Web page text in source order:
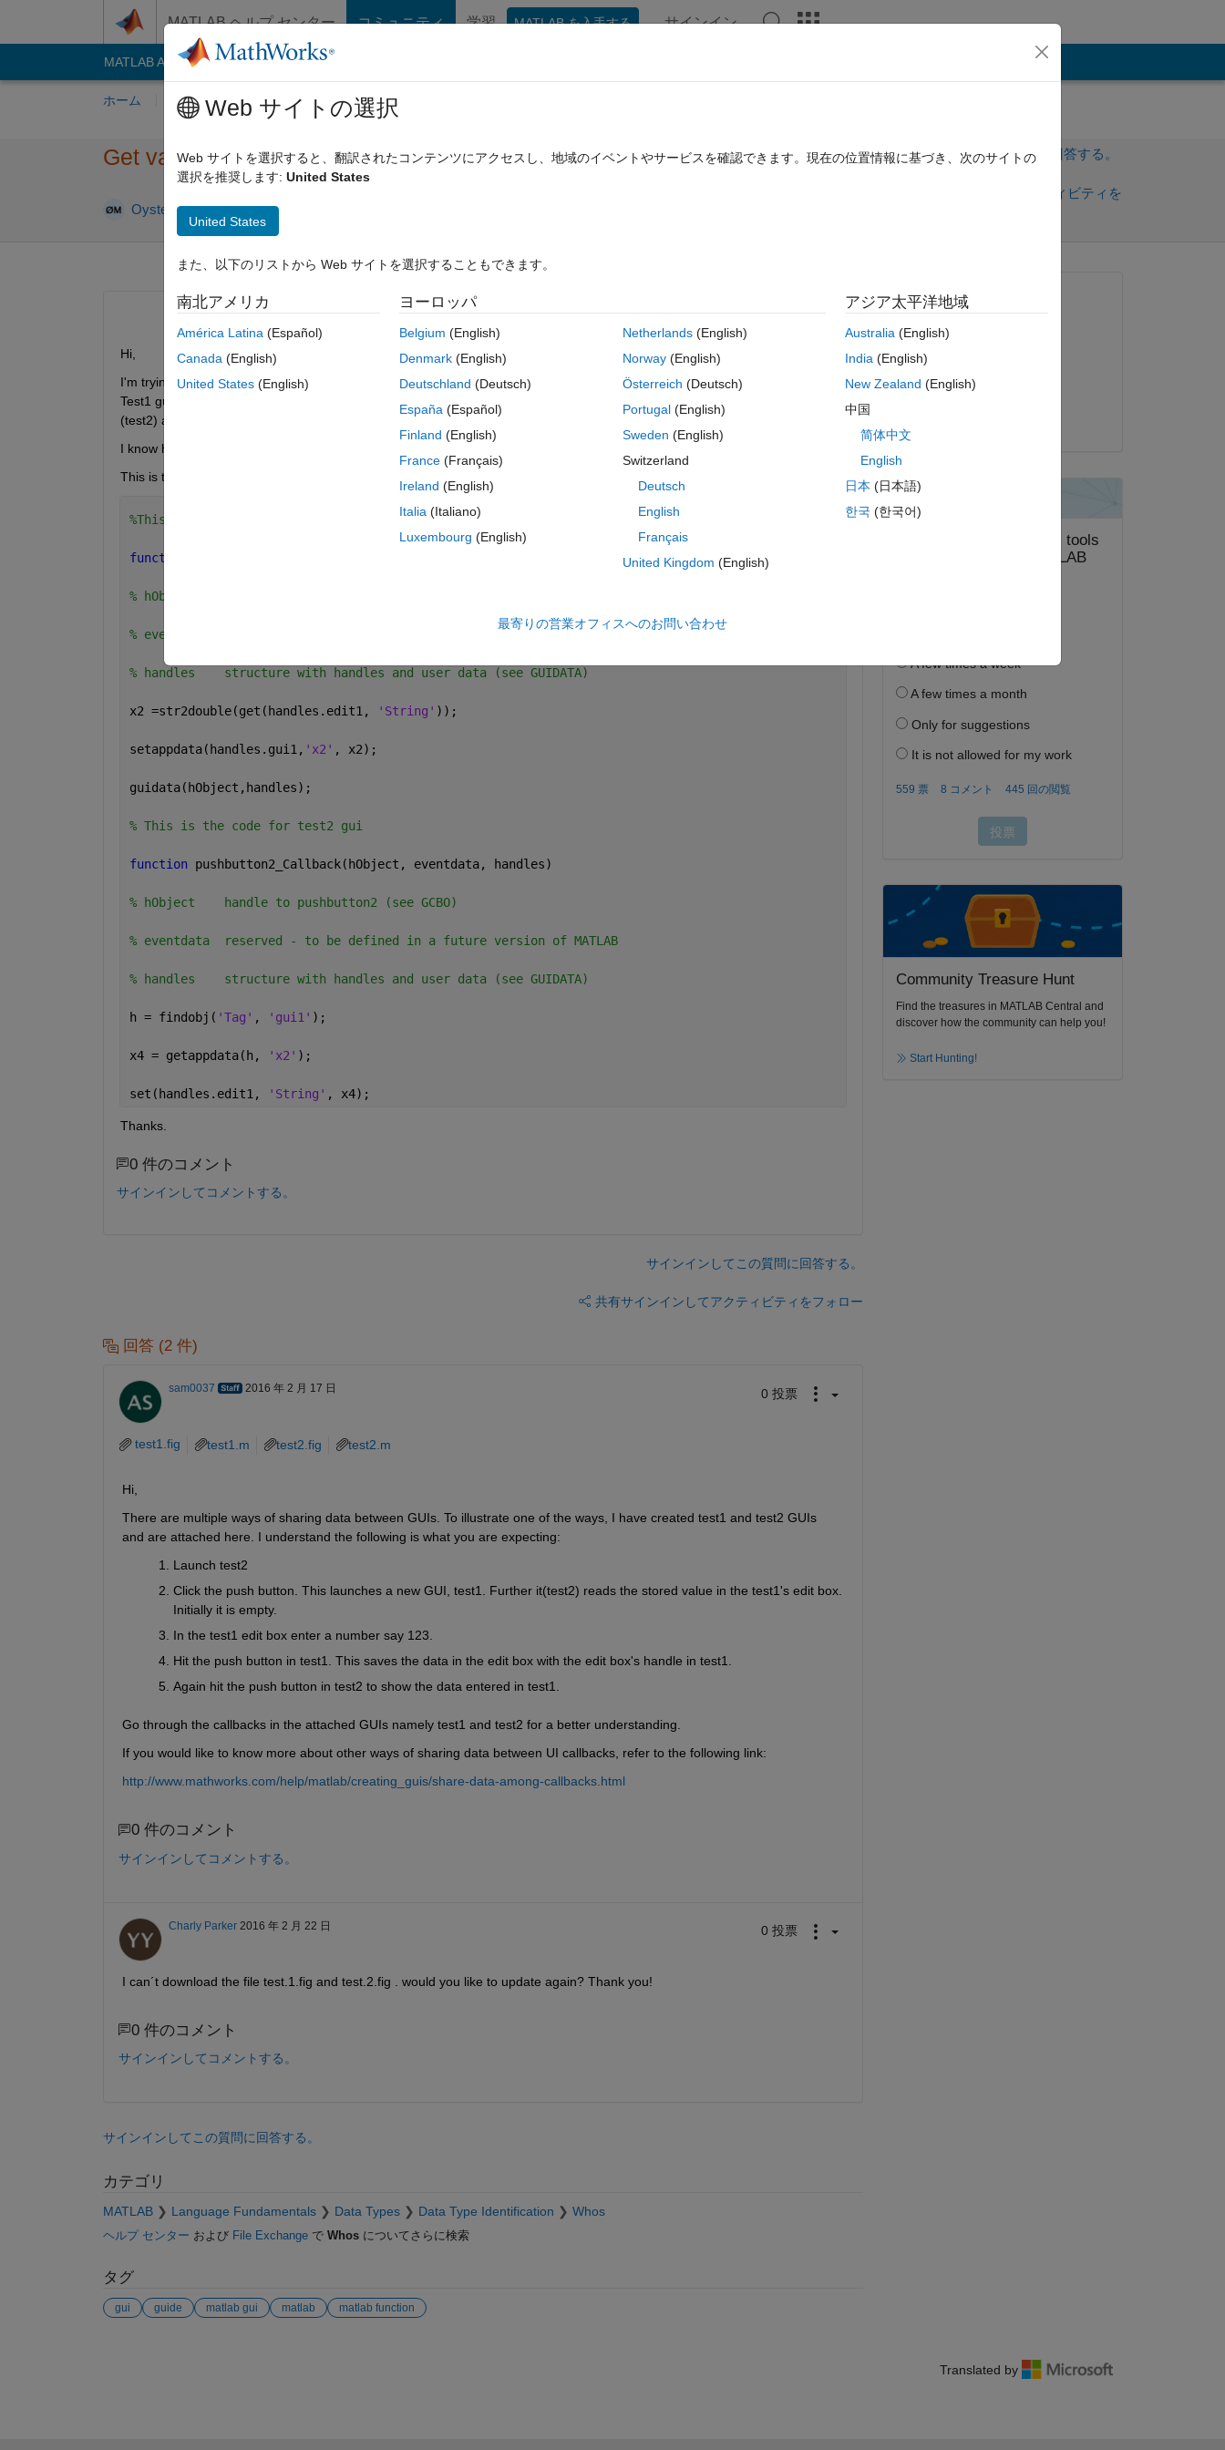
MATLAB ヘルプ センター コミュニティ 学習 MATLAB を入手する サインイン
MATLAB Answers File Exchange
ホーム 質問する 回答 閲覧 MATLAB に関する FAQ
Get values from another GUI using handles or getapp / setapp
Oystein91 2016 2 月 2
サインインしてこの質問に回答する。
サインインしてアクティビティを
0 投票
Hi,
I'm trying to make a program which opens up a gui (test2), then calls for a new gui(Test1) by clicing a pushbutton. From the
Test1 gui i want to store some values written in editable textboxes. After setting the values, i want to go back to the main gui
(test2) and push another pushbutton to start some calculations using the values from Test1.
I know how to do it with globals, but I understand this is not a preffered way to do things.
This is the code so far, but it's not working. What am I doing wrong here? Please don't link the FAQs.
%This is the code for Test1 gui
function
% hObject    handle to pushbutton1 (see GCBO)
% eventdata  reserved - to be defined in a future version of MATLAB
% handles    structure with handles and user data (see GUIDATA)
x2 =str2double(get(handles.edit1, 'String' ));
setappdata(handles.gui1, 'x2' , x2);
guidata(hObject,handles);
% This is the code for test2 gui
function pushbutton2_Callback(hObject, eventdata, handles)
% hObject    handle to pushbutton2 (see GCBO)
% eventdata  reserved - to be defined in a future version of MATLAB
% handles    structure with handles and user data (see GUIDATA)
h = findobj( 'Tag' , 'gui1' );
x4 = getappdata(h, 'x2' );
set(handles.edit1, 'String' , x4);
Thanks.
0 件のコメント
サインインしてコメントする。
サインインしてこの質問に回答する。
共有サインインしてアクティビティをフォロー
回答 (2 件)
sam0037 2016 年 2 月 17 日 0 投票
test1.fig test1.m test2.fig test2.m
Hi,
There are multiple ways of sharing data between GUIs. To illustrate one of the ways, I have created test1 and test2 GUIs
and are attached here. I understand the following is what you are expecting:
Launch test2
Click the push button. This launches a new GUI, test1. Further it(test2) reads the stored value in the test1's edit box.
Initially it is empty.
In the test1 edit box enter a number say 123.
Hit the push button in test1. This saves the data in the edit box with the edit box's handle in test1.
Again hit the push button in test2 to show the data entered in test1.
Go through the callbacks in the attached GUIs namely test1 and test2 for a better understanding.
If you would like to know more about other ways of sharing data between UI callbacks, refer to the following link:
http://www.mathworks.com/help/matlab/creating_guis/share-data-among-callbacks.html
0 件のコメント
サインインしてコメントする。
Charly Parker 2016 年 2 月 22 日 0 投票
I can´t download the file test.1.fig and test.2.fig . would you like to update again? Thank you!
0 件のコメント
サインインしてコメントする。
サインインしてこの質問に回答する。
カテゴリ
MATLAB Language Fundamentals Data Types Data Type Identification Whos
ヘルプ センター および File Exchangeで Whosについてさらに検索
タグ
gui guide matlab gui matlab matlab function
質問済み:
2016 年 2 月 2 日
回答済み:
Community Treasure Hunt
Find the treasures in MATLAB Central and
discover how the community can help you!
Start Hunting!
Translated by
Web サイトの選択
Web サイトを選択すると、翻訳されたコンテンツにアクセスし、地域のイベントやサービスを確認できます。現在の位置情報に基づき、次のサイトの
選択を推奨します: United States
United States
また、以下のリストから Web サイトを選択することもできます。
南北アメリカ
América Latina (Español)
Canada (English)
United States (English)
ヨーロッパ
Belgium (English)
Denmark (English)
Deutschland (Deutsch)
España (Español)
Finland (English)
France (Français)
Ireland (English)
Italia (Italiano)
Luxembourg (English)
Netherlands(English)
Norway(English)
Österreich (Deutsch)
Portugal(English)
Sweden (English)
Switzerland
Deutsch
English
Français
United Kingdom (English)
アジア太平洋地域
Australia(English)
India(English)
New Zealand (English)
中国
简体中文
English
日本 (日本語)
한국 (한국어)
最寄りの営業オフィスへのお問い合わせ